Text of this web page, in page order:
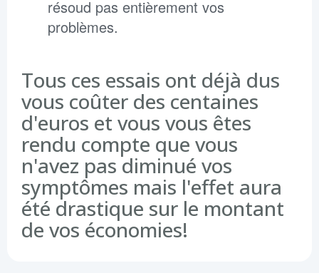
résoud pas entièrement vos
problèmes.
Tous ces essais ont déjà dus
vous coûter des centaines
d'euros et vous vous êtes
rendu compte que vous
n'avez pas diminué vos
symptômes mais l'effet aura
été drastique sur le montant
de vos économies!